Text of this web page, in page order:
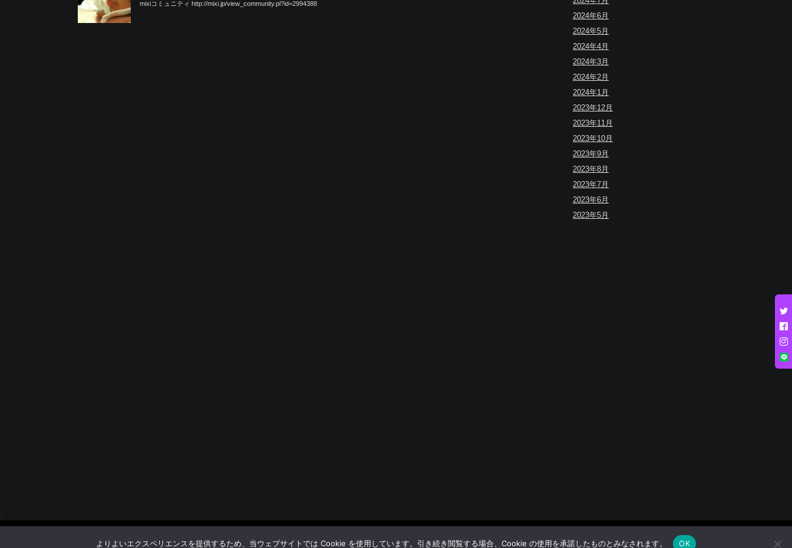
mixiコミュニティ http://mixi.jp/view_community.pl?id=2994388
2024年6月
2024年5月
2024年4月
2024年3月
2024年2月
2024年1月
2023年12月
2023年11月
2023年10月
2023年9月
2023年8月
2023年7月
2023年6月
2023年5月
© BUDOYA.
よりよいエクスペリエンスを提供するため、当ウェブサイトでは Cookie を使用しています。引き続き閲覧する場合、Cookie の使用を承諾したものとみなされます。 OK